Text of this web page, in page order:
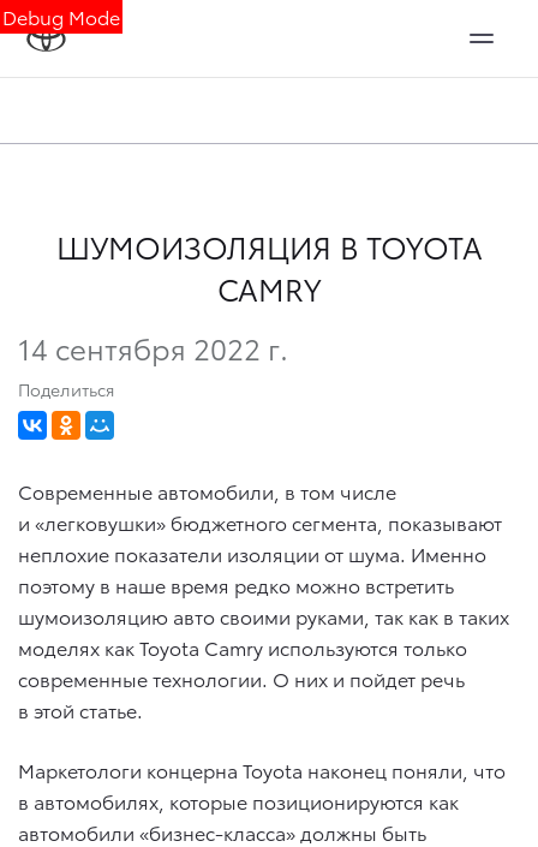
Debug Mode
ШУМОИЗОЛЯЦИЯ В TOYOTA
CAMRY
14 сентября 2022 г.
Поделиться
Современные автомобили, в том числе
и «легковушки» бюджетного сегмента, показывают
неплохие показатели изоляции от шума. Именно
поэтому в наше время редко можно встретить
шумоизоляцию авто своими руками, так как в таких
моделях как Toyota Camry используются только
современные технологии. О них и пойдет речь
в этой статье.
Маркетологи концерна Toyota наконец поняли, что
в автомобилях, которые позиционируются как
автомобили «бизнес-класса» должны быть